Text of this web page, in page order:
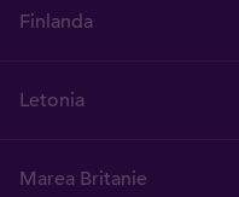
Finlanda
Letonia
Marea Britanie